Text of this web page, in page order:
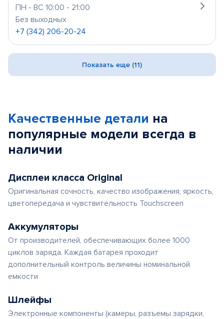
ПН - ВС 10:00 - 21:00
Без выходных
+7 (342) 206-20-24
Показать еще (11)
Качественные детали на
популярные модели всегда в
наличии
Дисплеи класса Original
Оригинальная сочность, качество изображения, яркость,
цветопередача и чувствительность Touchscreen
Аккумуляторы
От производителей, обеспечивающих более 1000
циклов заряда. Каждая батарея проходит
дополнительный контроль величины номинальной
емкости
Шлейфы
Электронные компоненты (камеры, разъемы зарядки,